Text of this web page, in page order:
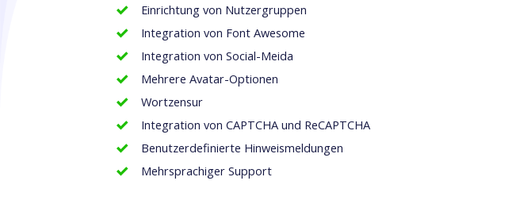
Einrichtung von Nutzergruppen
Integration von Font Awesome
Integration von Social-Meida
Mehrere Avatar-Optionen
Wortzensur
Integration von CAPTCHA und ReCAPTCHA
Benutzerdefinierte Hinweismeldungen
Mehrsprachiger Support